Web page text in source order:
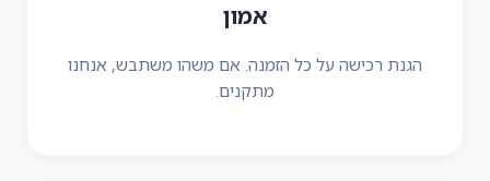
אמון
הגנת רכישה על כל הזמנה. אם משהו משתבש, אנחנו
מתקנים.